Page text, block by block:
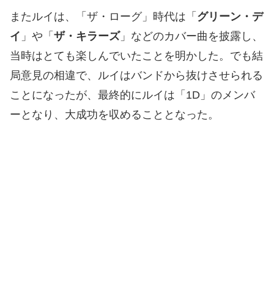
またルイは、「ザ・ローグ」時代は「 グリーン・デ
イ 」や「 ザ・キラーズ」などのカバー曲を披露し、
当時はとても楽しんでいたことを明かした。でも結
局意見の相違で、ルイはバンドから抜けさせられる
ことになったが、最終的にルイは「1D」のメンバ
ーとなり、大成功を収めることとなった。